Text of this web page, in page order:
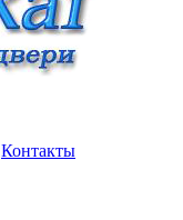
Контакты